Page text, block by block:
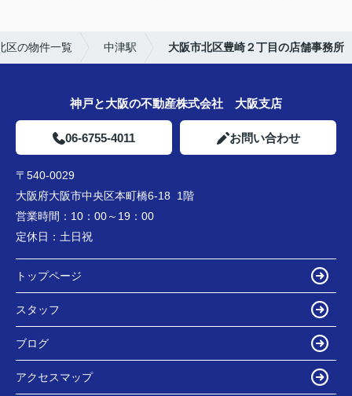
区の物件一覧 中津駅 大阪市北区豊崎２丁目の店舗事務所
神戸と大阪の不動産株式会社 大阪支店
06-6755-4011 お問い合わせ
〒540-0029
大阪府大阪市中央区本町橋6-18 1階
営業時間： 10：00～19：00
定休日： 土日祝
トップページ
スタッフ
ブログ
アクセスマップ